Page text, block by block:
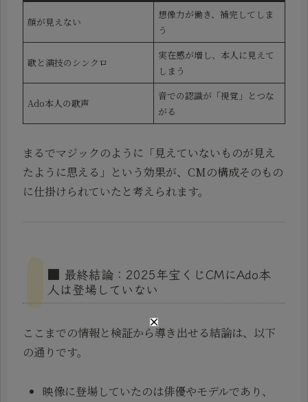
顔が見えない
想像力が働き、補完してしま
う
歌と演技のシンクロ
実在感が増し、本人に見えて
しまう
Ado本人の歌声
音での認識が「視覚」とつな
がる
まるでマジックのように「見えていないものが見え
たように思える」という効果が、CMの構成そのもの
に仕掛けられていたと考えられます。
■ 最終結論：2025年宝くじCMにAdo本
人は登場していない
ここまでの情報と検証から導き出せる結論は、以下
の通りです。
映像に登場していたのは俳優やモデルであり、